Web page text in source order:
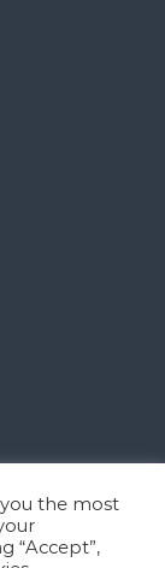
the most
“Accept”,